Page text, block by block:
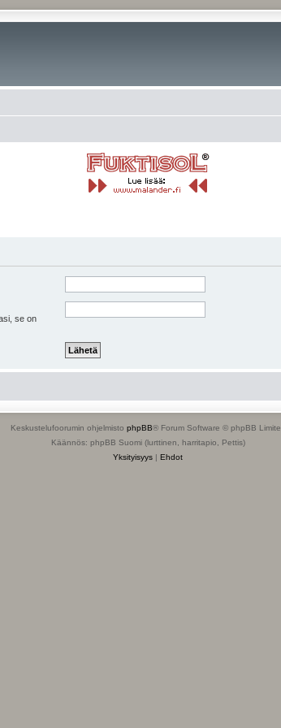
se on
Keskustelufoorumin ohjelmisto phpBB® Forum Software © phpBB
Käännös: phpBB Suomi (lurttinen, harritapio, Pettis)
Yksityisyys | Ehdot